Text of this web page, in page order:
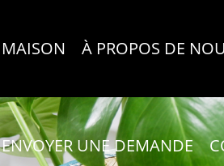
MAISON À PROPOS DE
ENVOYER UNE DEMANDE